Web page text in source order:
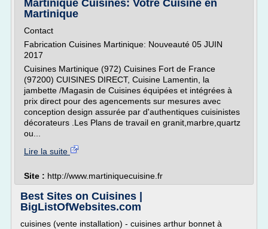
Martinique Cuisines: Votre Cuisine en
Martinique
Contact
Fabrication Cuisines Martinique: Nouveauté 05 JUIN
2017
Cuisines Martinique (972) Cuisines Fort de France
(97200) CUISINES DIRECT, Cuisine Lamentin, la
jambette /Magasin de Cuisines équipées et intégrées à
prix direct pour des agencements sur mesures avec
conception design assurée par d'authentiques cuisinistes
décorateurs .Les Plans de travail en granit,marbre,quartz
ou...
Lire la suite
Site : http://www.martiniquecuisine.fr
Best Sites on Cuisines |
BigListOfWebsites.com
cuisines (vente installation) - cuisines arthur bonnet à